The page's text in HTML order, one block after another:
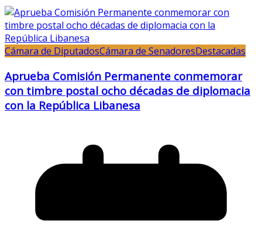
Cámara de DiputadosCámara de SenadoresDestacadas
Aprueba Comisión Permanente conmemorar
con timbre postal ocho décadas de diplomacia
con la República Libanesa